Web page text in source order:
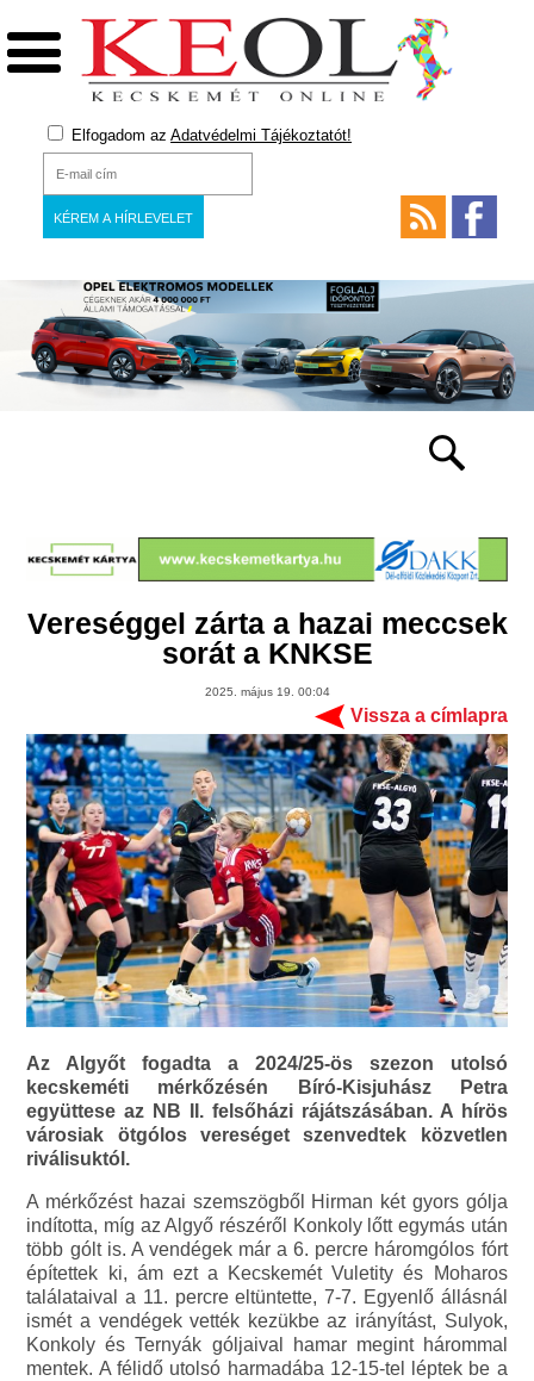
Elfogadom az Adatvédelmi Tájékoztatót!
Vereséggel zárta a hazai meccsek
sorát a KNKSE
2025. május 19. 00:04
Vissza a címlapra
Az Algyőt fogadta a 2024/25-ös szezon utolsó
kecskeméti mérkőzésén Bíró-Kisjuhász Petra
együttese az NB II. felsőházi rájátszásában. A hírös
városiak ötgólos vereséget szenvedtek közvetlen
riválisuktól.
A mérkőzést hazai szemszögből Hirman két gyors gólja
indította, míg az Algyő részéről Konkoly lőtt egymás után
több gólt is. A vendégek már a 6. percre háromgólos fórt
építettek ki, ám ezt a Kecskemét Vuletity és Moharos
találataival a 11. percre eltüntette, 7-7. Egyenlő állásnál
ismét a vendégek vették kezükbe az irányítást, Sulyok,
Konkoly és Ternyák góljaival hamar megint hárommal
mentek. A félidő utolsó harmadába 12-15-tel léptek be a